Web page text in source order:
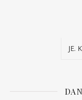
JE.